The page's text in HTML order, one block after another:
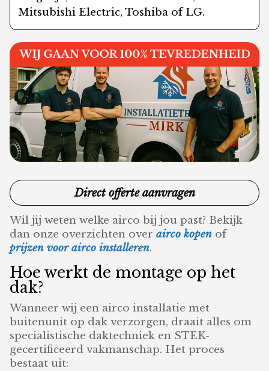
Mitsubishi Electric, Toshiba of LG.
Direct offerte aanvragen
Wil jij weten welke airco bij jou past? Bekijk
dan onze overzichten overairco kopen of
prijzen voor airco installeren.
Hoe werkt de montage op het
dak?
Wanneer wij een airco installatie met
buitenunit op dak verzorgen, draait alles om
specialistische daktechniek en STEK-
gecertificeerd vakmanschap. Het proces
bestaat uit: